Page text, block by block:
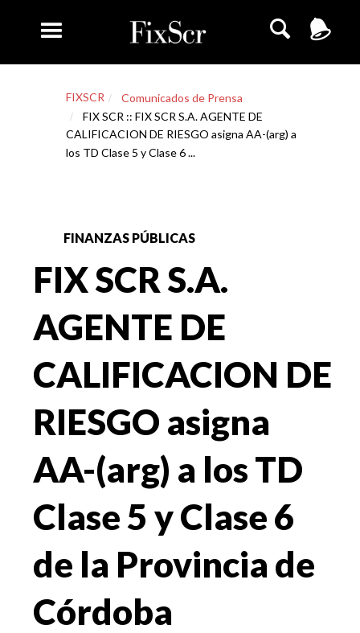
FIXSCR
Comunicados de Prensa
FIX SCR :: FIX SCR S.A. AGENTE DE
CALIFICACION DE RIESGO asigna AA-(arg) a
los TD Clase 5 y Clase 6 ...
FINANZAS PÚBLICAS
FIX SCR S.A.
AGENTE DE
CALIFICACION DE
RIESGO asigna
AA-(arg) a los TD
Clase 5 y Clase 6
de la Provincia de
Córdoba